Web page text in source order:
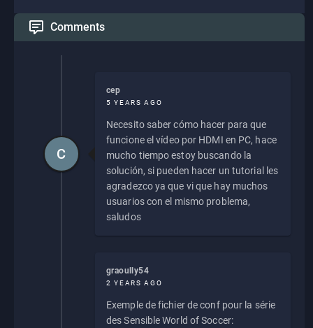
Comments
cep
5 YEARS AGO
Necesito saber cómo hacer para que
funcione el vídeo por HDMI en PC, hace
mucho tiempo estoy buscando la
solución, si pueden hacer un tutorial les
agradezco ya que vi que hay muchos
usuarios con el mismo problema,
saludos
C
graoully54
2 YEARS AGO
Exemple de fichier de conf pour la série
des Sensible World of Soccer: